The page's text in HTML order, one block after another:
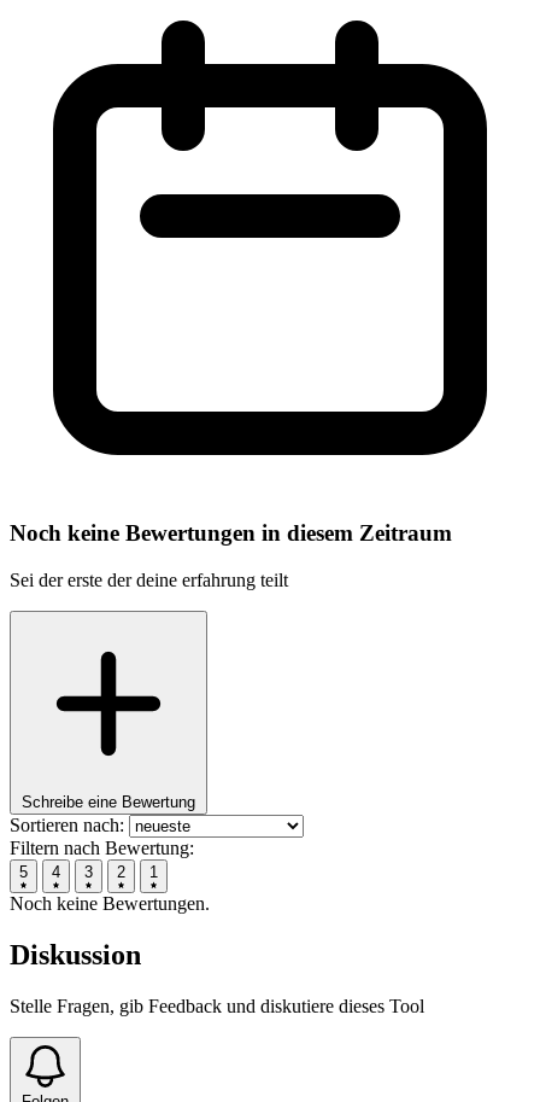
Noch keine Bewertungen in diesem Zeitraum
Sei der erste der deine erfahrung teilt
Schreibe eine Bewertung
Sortieren nach:
Filtern nach Bewertung:
5 4 3 2 1
Noch keine Bewertungen.
Diskussion
Stelle Fragen, gib Feedback und diskutiere dieses Tool